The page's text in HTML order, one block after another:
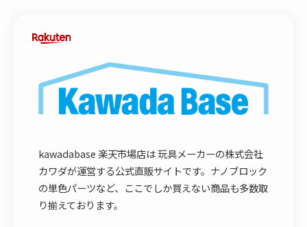
kawadabase 楽天市場店は 玩具メーカーの株式会社
カワダが運営する公式直販サイトです。ナノブロック
の単色パーツなど、ここでしか買えない商品も多数取
り揃えております。